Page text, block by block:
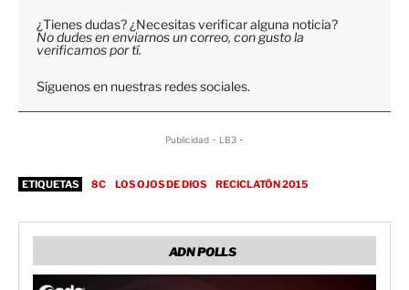
¿Tienes dudas? ¿Necesitas verificar alguna noticia?
No dudes en enviarnos un correo, con gusto la
verificamos por tí.
Síguenos en nuestras redes sociales.
Publicidad - LB3 -
ETIQUETAS 8C LOS OJOS DE DIOS RECICLATÓN 2015
ADN POLLS